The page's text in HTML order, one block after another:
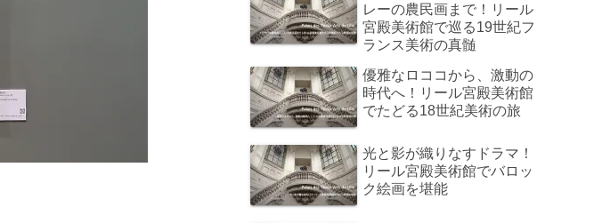
レーの農民画まで！リール
宮殿美術館で巡る19世紀フ
ランス美術の真髄
優雅なロココから、激動の
時代へ！リール宮殿美術館
でたどる18世紀美術の旅
光と影が織りなすドラマ！
リール宮殿美術館でバロッ
ク絵画を堪能